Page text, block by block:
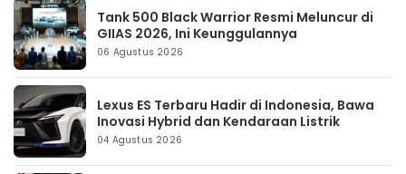
Tank 500 Black Warrior Resmi Meluncur di
GIIAS 2026, Ini Keunggulannya
06 Agustus 2026
Lexus ES Terbaru Hadir di Indonesia, Bawa
Inovasi Hybrid dan Kendaraan Listrik
04 Agustus 2026